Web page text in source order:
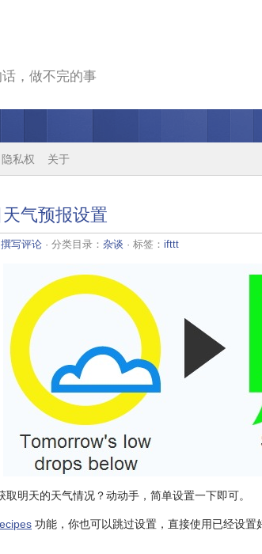
，做不完的事
隐私权 关于
气预报设置
撰写评论 · 分类目录： 杂谈 · 标签： ifttt
取明天的天气情况？动动手，简单设置一下即可。
功能，你也可以跳过设置，直接使用已经设置